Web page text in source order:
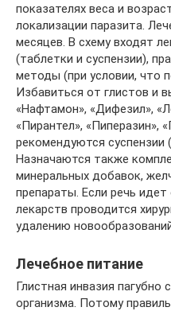
показателях веса и
локализации паразита.
месяцев. В схему входят
(таблетки и суспензии),
методы (при условии, что
Избавиться от глистов и
«Нафтамон», «Дифезил»,
«Пирантел», «Пиперазин»,
рекомендуются суспензии
Назначаются также
минеральных добавок,
препараты. Если речь
лекарств проводится
удалению
Лечебное питание
Глистная инвазия пагубно
организма. Потому